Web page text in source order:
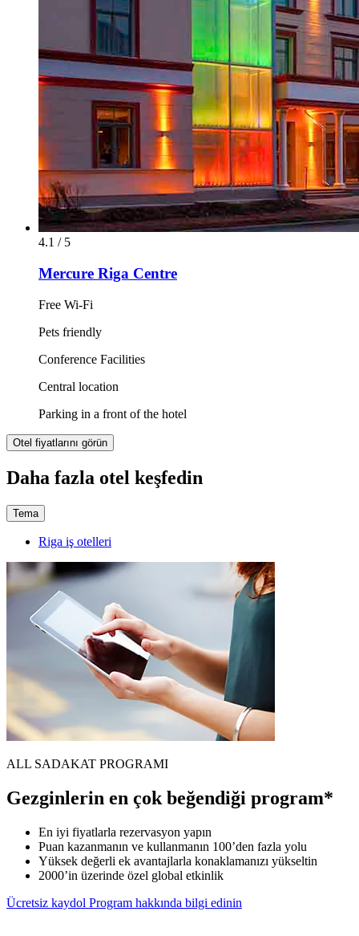
4.1 / 5
Mercure Riga Centre
Free Wi-Fi
Pets friendly
Conference Facilities
Central location
Parking in a front of the hotel
Otel fiyatlarını görün
Daha fazla otel keşfedin
Tema
Riga iş otelleri
ALL SADAKAT PROGRAMI
Gezginlerin en çok beğendiği program*
En iyi fiyatlarla rezervasyon yapın
Puan kazanmanın ve kullanmanın 100’den fazla yolu
Yüksek değerli ek avantajlarla konaklamanızı yükseltin
2000’in üzerinde özel global etkinlik
Ücretsiz kaydol Program hakkında bilgi edinin